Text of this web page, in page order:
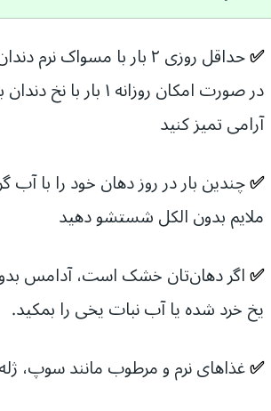
✅
آرامی تمیز کنید
✅ چندین بار در روز دهان خود را با آب
ملایم بدون الکل شستشو دهید
✅
یخ خرد شده یا آب نبات یخی را بمکید.
✅ غذاهای نرم و مرطوب مانند سوپ، ژله یا میوه‌های